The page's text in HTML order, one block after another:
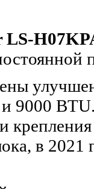
LS-
9000
в 2021